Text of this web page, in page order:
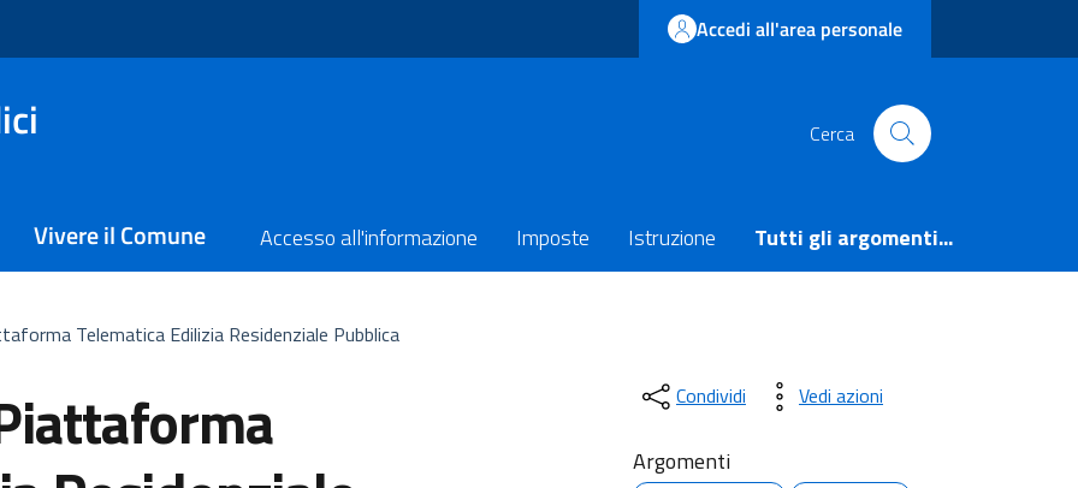
Accedi all'area personale
Cerca
Vivere il Comune Accesso all'informazione Imposte Istruzione Tutti gli argomenti...
Telematica Edilizia Residenziale Pubblica
Condividi Vedi azioni
Argomenti